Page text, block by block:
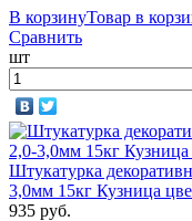
В корзинуТовар в
Сравнить
шт
Штукатурка
3,0мм 15кг Кузница
935 руб.